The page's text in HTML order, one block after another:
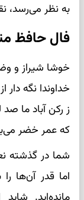
به نظر می‌رسد،
فال حافظ
خوشا شیراز و
خداوندا نگه دار
ز رکن آباد ما
که عمر خضر
شما در گذشته
اما قدر آن‌ها